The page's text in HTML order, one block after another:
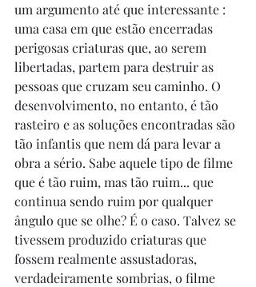
um argumento até que interessante :
uma casa em que estão encerradas
perigosas criaturas que, ao serem
libertadas, partem para destruir as
pessoas que cruzam seu caminho. O
desenvolvimento, no entanto, é tão
rasteiro e as soluções encontradas são
tão infantis que nem dá para levar a
obra a sério. Sabe aquele tipo de filme
que é tão ruim, mas tão ruim... que
continua sendo ruim por qualquer
ângulo que se olhe? É o caso. Talvez se
tivessem produzido criaturas que
fossem realmente assustadoras,
verdadeiramente sombrias, o filme